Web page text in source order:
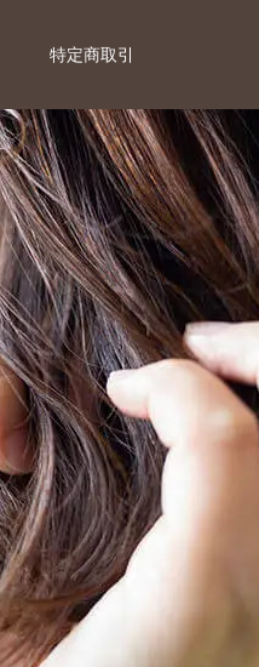
特定商取引